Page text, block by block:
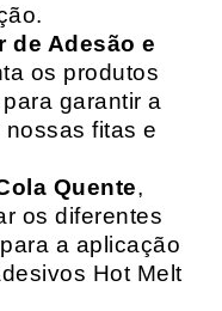
de Adesão e
os produtos
garantir a
fitas e
Quente,
os diferentes
a aplicação
Hot Melt